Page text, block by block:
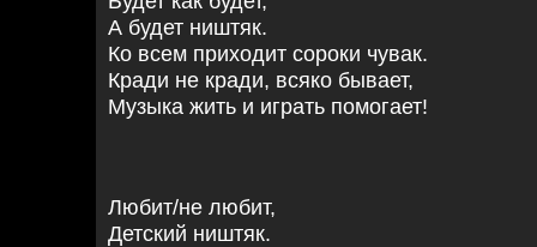
А будет ништяк.
Ко всем приходит сороки чувак.
Кради не кради, всяко бывает,
Музыка жить и играть помогает!
Любит/не любит,
Детский ништяк.